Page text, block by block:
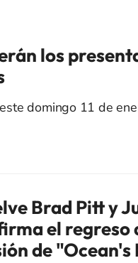
los
domingo 11 de
Brad Pitt y
el regreso
de "Ocean's